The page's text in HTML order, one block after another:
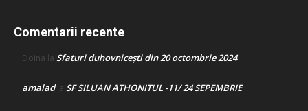
Comentarii recente
Doina la Sfaturi duhovnicești din 20 octombrie 2024
amaladla SF SILUAN ATHONITUL -11/ 24 SEPEMBRIE